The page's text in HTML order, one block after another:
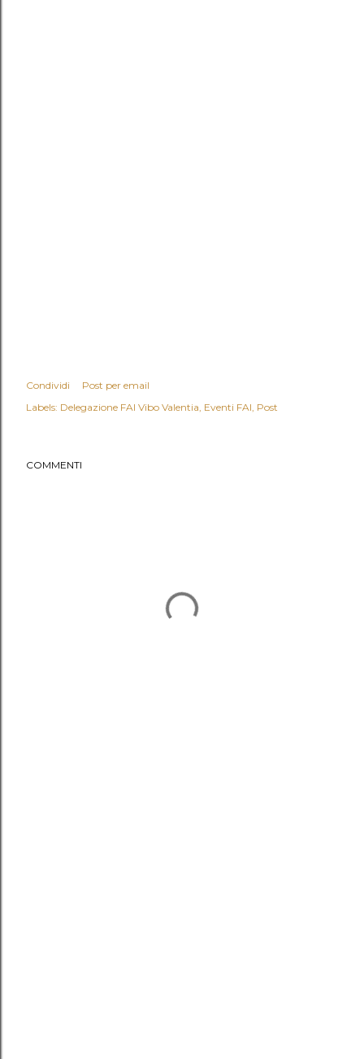
Condividi
Post per email
Labels: Delegazione FAI Vibo Valentia Eventi FAI Post
COMMENTI